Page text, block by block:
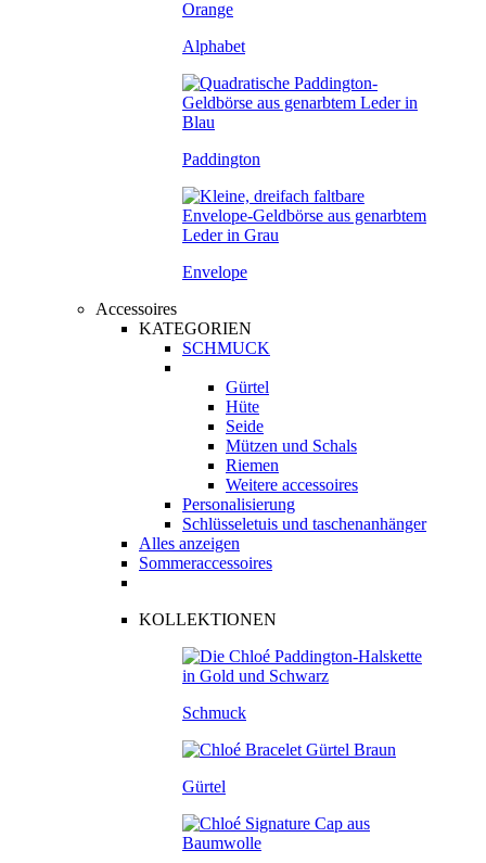
Alphabet
Paddington
Envelope
Accessoires
KATEGORIEN
SCHMUCK
Gürtel
Hüte
Seide
Mützen und Schals
Riemen
Weitere accessoires
Personalisierung
Schlüsseletuis und taschenanhänger
Alles anzeigen
Sommeraccessoires
KOLLEKTIONEN
Schmuck
Gürtel